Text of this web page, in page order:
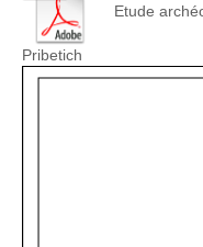
Etude
Pribetich